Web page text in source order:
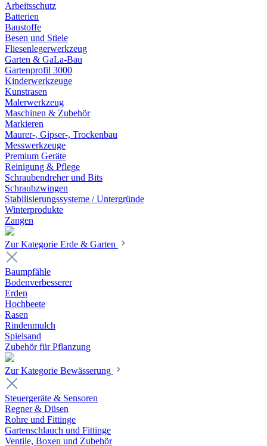
Arbeitsschutz
Batterien
Baustoffe
Besen und Stiele
Fliesenlegerwerkzeug
Garten & GaLa-Bau
Gartenprofil 3000
Kinderwerkzeuge
Kunstrasen
Malerwerkzeug
Maschinen & Zubehör
Markieren
Maurer-, Gipser-, Trockenbau
Messwerkzeuge
Premium Geräte
Reinigung & Pflege
Schraubendreher und Bits
Schraubzwingen
Stabilisierungssysteme / Untergründe
Winterprodukte
Zangen
Zur Kategorie Erde & Garten
Baumpfähle
Bodenverbesserer
Erden
Hochbeete
Rasen
Rindenmulch
Spielsand
Zubehör für Pflanzung
Zur Kategorie Bewässerung
Steuergeräte & Sensoren
Regner & Düsen
Rohre und Fittinge
Gartenschlauch und Fittinge
Ventile, Boxen und Zubehör